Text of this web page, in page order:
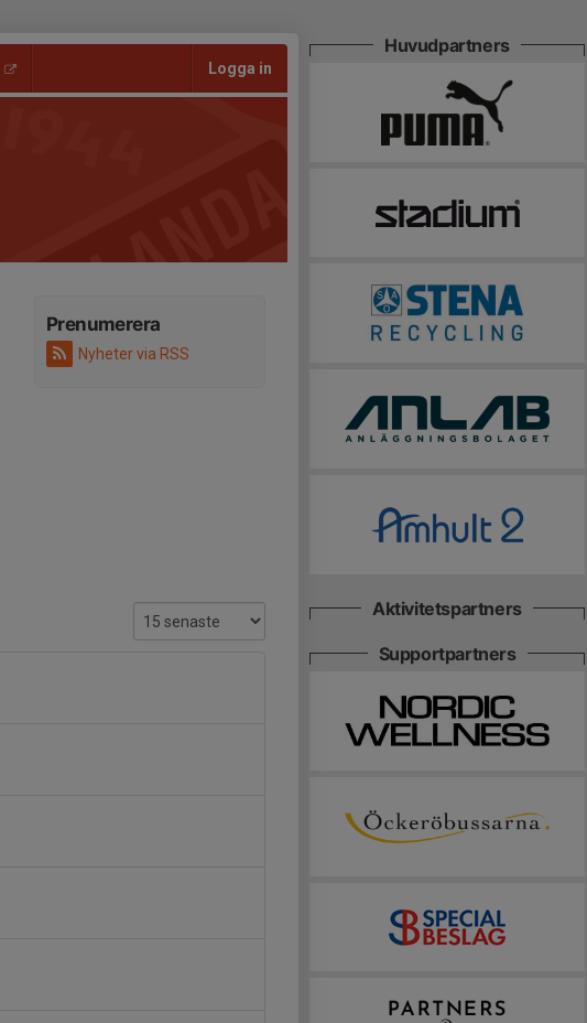
Logga in
Prenumerera
Nyheter via RSS
Huvudpartners
Aktivitetspartners
Supportpartners